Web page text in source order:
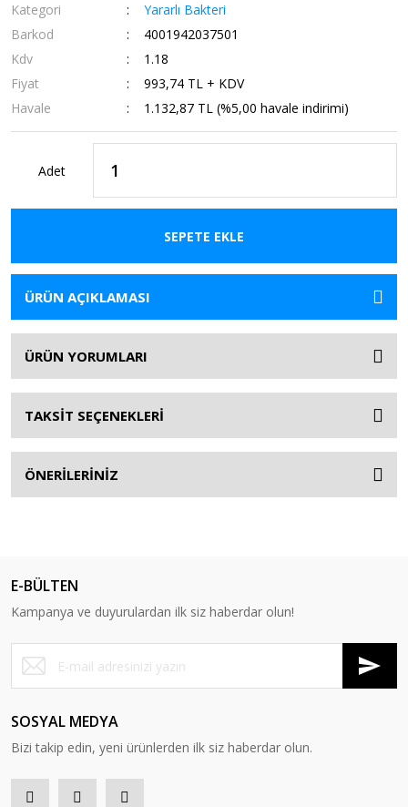
Kategori
Yararlı Bakteri
Barkod
4001942037501
Kdv
1.18
Fiyat
993,74 TL + KDV
Havale
1.132,87 TL (%5,00 havale indirimi)
Adet
SEPETE EKLE
ÜRÜN AÇIKLAMASI
ÜRÜN YORUMLARI
TAKSİT SEÇENEKLERİ
ÖNERİLERİNİZ
E-BÜLTEN
Kampanya ve duyurulardan ilk siz haberdar olun!
SOSYAL MEDYA
Bizi takip edin, yeni ürünlerden ilk siz haberdar olun.